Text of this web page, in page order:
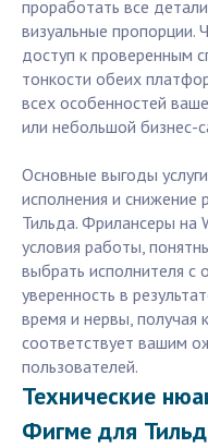
проработать все
визуальные пропорции.
доступ к проверенным
тонкости обеих
всех особенностей
или небольшой бизнес-
Основные выгоды
исполнения и снижение
Тильда. Фрилансеры на
условия работы,
выбрать исполнителя с
уверенность в
время и нервы, получая
соответствует вашим
пользователей.
Технические
Фигме для